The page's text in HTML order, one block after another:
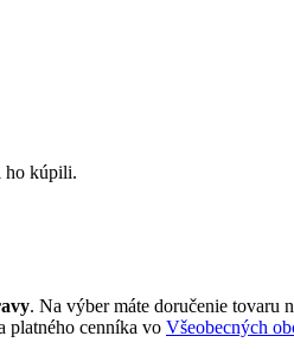
ho kúpili.
. Na výber máte doručenie tovaru
platného cenníka vo Všeobecných